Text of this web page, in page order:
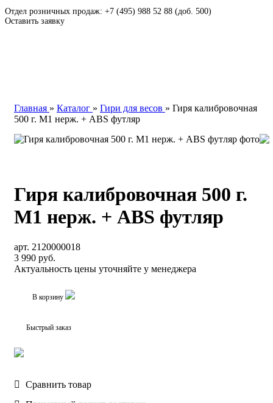
Отдел розничных продаж: +7 (495) 988 52 88 (доб. 500)
Оставить заявку
Главная » Каталог » Гири для весов » Гиря калибровочная
500 г. М1 нерж. + ABS футляр
Гиря калибровочная 500 г.
М1 нерж. + ABS футляр
арт. 2120000018
3 990 руб.
Актуальность цены уточняйте у менеджера
В корзину
Быстрый заказ
Сравнить товар